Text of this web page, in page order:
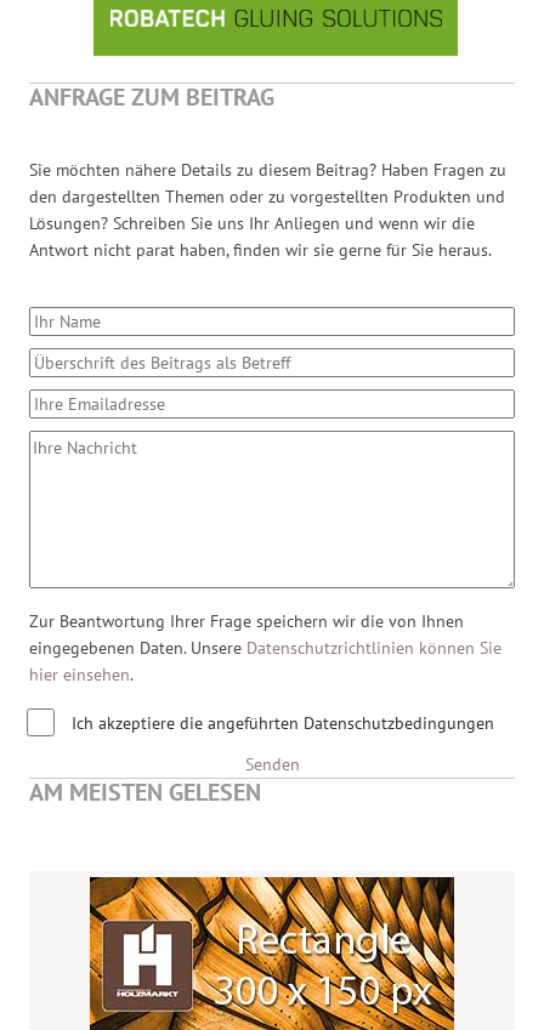
ANFRAGE ZUM BEITRAG
Sie möchten nähere Details zu diesem Beitrag? Haben Fragen zu
den dargestellten Themen oder zu vorgestellten Produkten und
Lösungen? Schreiben Sie uns Ihr Anliegen und wenn wir die
Antwort nicht parat haben, finden wir sie gerne für Sie heraus.
Zur Beantwortung Ihrer Frage speichern wir die von Ihnen
eingegebenen Daten. Unsere Datenschutzrichtlinien können Sie
hier einsehen.
Ich akzeptiere die angeführten Datenschutzbedingungen
Senden
AM MEISTEN GELESEN